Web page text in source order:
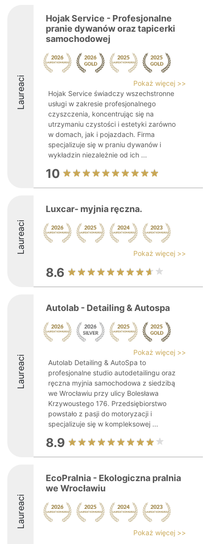
Laureaci
Hojak Service - Profesjonalne
pranie dywanów oraz tapicerki
samochodowej
Pokaż więcej >>
Hojak Service świadczy wszechstronne
usługi w zakresie profesjonalnego
czyszczenia, koncentrując się na
utrzymaniu czystości i estetyki zarówno
w domach, jak i pojazdach. Firma
specjalizuje się w praniu dywanów i
wykładzin niezależnie od ich ...
10
Laureaci
Luxcar- myjnia ręczna.
Pokaż więcej >>
8.6
Laureaci
Autolab - Detailing & Autospa
Pokaż więcej >>
Autolab Detailing & AutoSpa to
profesjonalne studio autodetailingu oraz
ręczna myjnia samochodowa z siedzibą
we Wrocławiu przy ulicy Bolesława
Krzywoustego 176. Przedsiębiorstwo
powstało z pasji do motoryzacji i
specjalizuje się w kompleksowej ...
8.9
Laureaci
EcoPralnia - Ekologiczna pralnia
we Wrocławiu
Pokaż więcej >>